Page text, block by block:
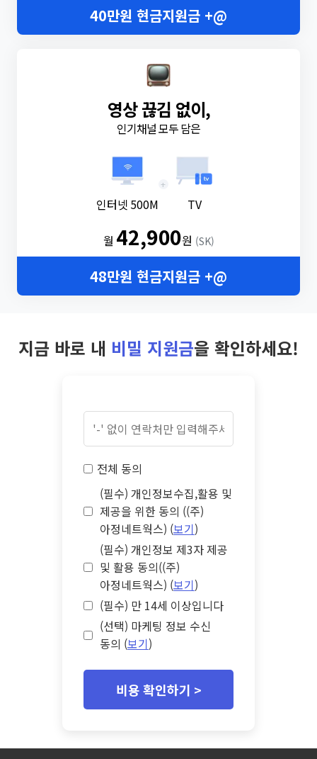
40만원 현금지원금 +@
영상 끊김 없이,
인기채널 모두 담은
인터넷 500M
+
TV
월 42,900원 (SK)
48만원 현금지원금 +@
지금 바로 내 비밀 지원금을 확인하세요!
전체 동의
(필수) 개인정보수집,활용 및
제공을 위한 동의 ((주)
아정네트웍스) (보기)
(필수) 개인정보 제3자 제공
및 활용 동의((주)
아정네트웍스) (보기)
(필수) 만 14세 이상입니다
(선택) 마케팅 정보 수신
동의 (보기)
비용 확인하기 >